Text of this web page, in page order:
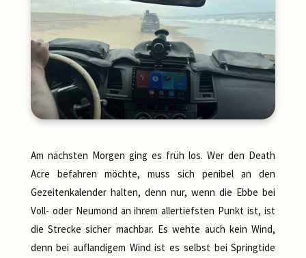
Am nächsten Morgen ging es früh los. Wer den Death
Acre befahren möchte, muss sich penibel an den
Gezeitenkalender halten, denn nur, wenn die Ebbe bei
Voll- oder Neumond an ihrem allertiefsten Punkt ist, ist
die Strecke sicher machbar. Es wehte auch kein Wind,
denn bei auflandigem Wind ist es selbst bei Springtide